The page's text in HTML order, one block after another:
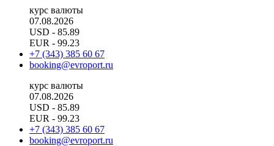
курс валюты
07.08.2026
USD - 85.89
EUR - 99.23
+7 (343) 385 60 67
booking@evroport.ru
курс валюты
07.08.2026
USD - 85.89
EUR - 99.23
+7 (343) 385 60 67
booking@evroport.ru